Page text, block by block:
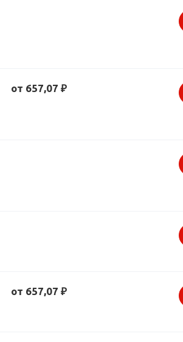
от 657,07 ₽
от 657,07 ₽